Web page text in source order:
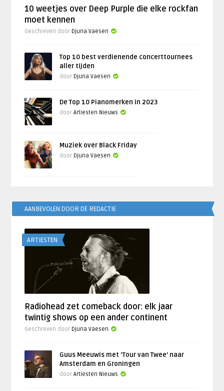
10 weetjes over Deep Purple die elke rockfan
moet kennen
Geschreven door Djuna Vaesen
Top 10 best verdienende concerttournees
aller tijden
door Djuna Vaesen
De Top 10 Pianomerken in 2023
doorArtiesten Nieuws
Muziek over Black Friday
door Djuna Vaesen
AANBEVOLEN DOOR DE REDACTIE
ARTIESTEN
Radiohead zet comeback door: elk jaar
twintig shows op een ander continent
Geschreven door Djuna Vaesen
Guus Meeuwis met ‘Tour van Twee’ naar
Amsterdam en Groningen
doorArtiesten Nieuws